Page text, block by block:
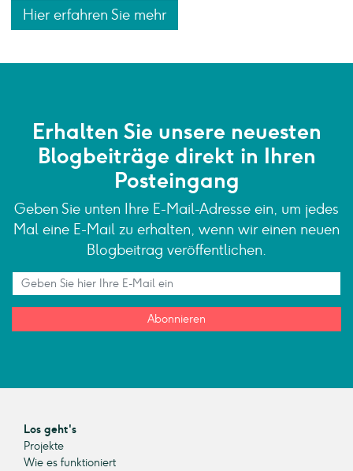
Hier erfahren Sie mehr
Erhalten Sie unsere neuesten
Blogbeiträge direkt in Ihren
Posteingang
Geben Sie unten Ihre E-Mail-Adresse ein, um jedes
Mal eine E-Mail zu erhalten, wenn wir einen neuen
Blogbeitrag veröffentlichen.
Abonnieren
Los geht's
Projekte
Wie es funktioniert